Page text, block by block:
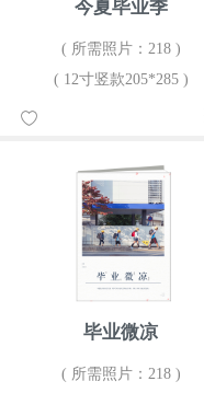
今夏毕业季
( 所需照片：218 )
( 12寸竖款205*285 )
毕业微凉
( 所需照片：218 )